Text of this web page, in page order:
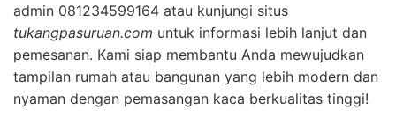
admin 081234599164 atau kunjungi situs
tukangpasuruan.com untuk informasi lebih lanjut dan
pemesanan. Kami siap membantu Anda mewujudkan
tampilan rumah atau bangunan yang lebih modern dan
nyaman dengan pemasangan kaca berkualitas tinggi!